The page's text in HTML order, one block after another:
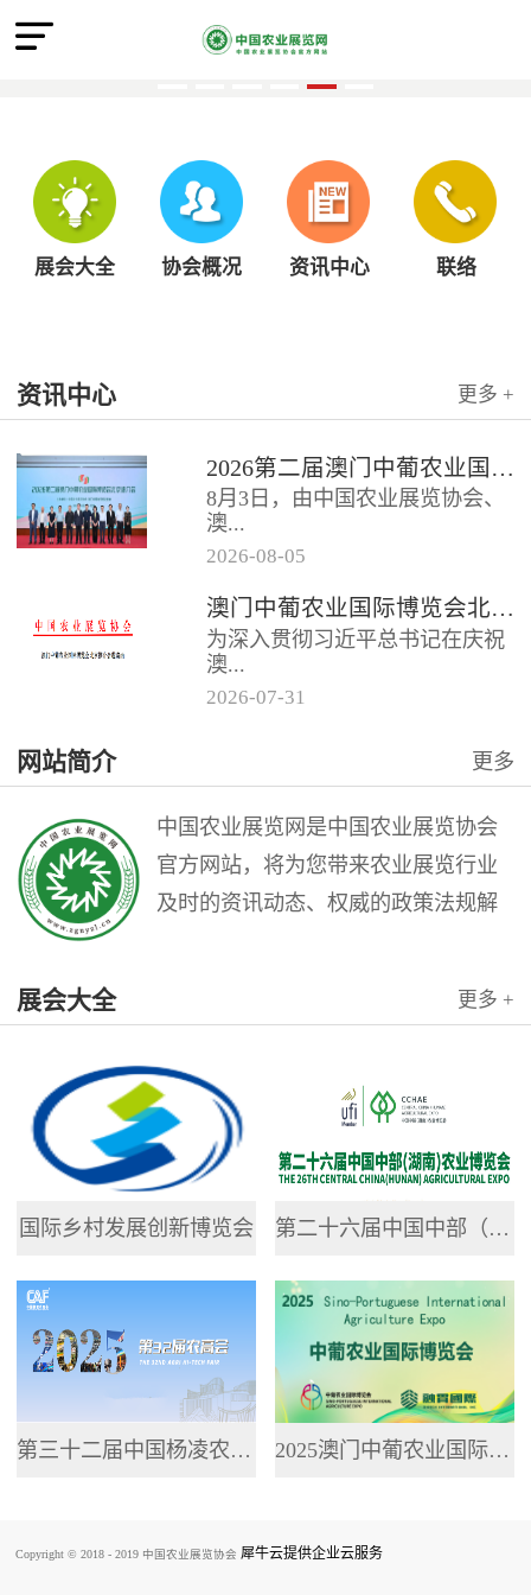
展会大全 协会概况 资讯中心 联络
资讯中心 更多 +
2026第二届澳门中葡农业国际博览会北京推介会圆满召开
8月3日，由中国农业展览协会、
澳...
门中葡商贸促进协会共同主办的
“第二届澳门中葡农业国际博览会
北京推介会”在全国农业展览馆
召...
2026-08-05
澳门中葡农业国际博览会北京推介会邀请函
为深入贯彻习近平总书记在庆祝
澳...
讲话精神，充分发挥澳门作为中
国与葡语国家商贸合作服务平台
的优...
2026-07-31
网站简介 更多
中国农业展览网是中国农业展览协会
官方网站，将为您带来农业展览行业
及时的资讯动态、权威的政策法规解
专业网站，提供了...
展会大全 更多 +
国际乡村发展创新博览会 第二十六届中国中部（湖南）农业博览会
第三十二届中国杨凌农业高新科技成果博览会 2025澳门中葡农业国际博览会
Copyright © 2018 - 2019 中国农业展览协会 犀牛云提供企业云服务